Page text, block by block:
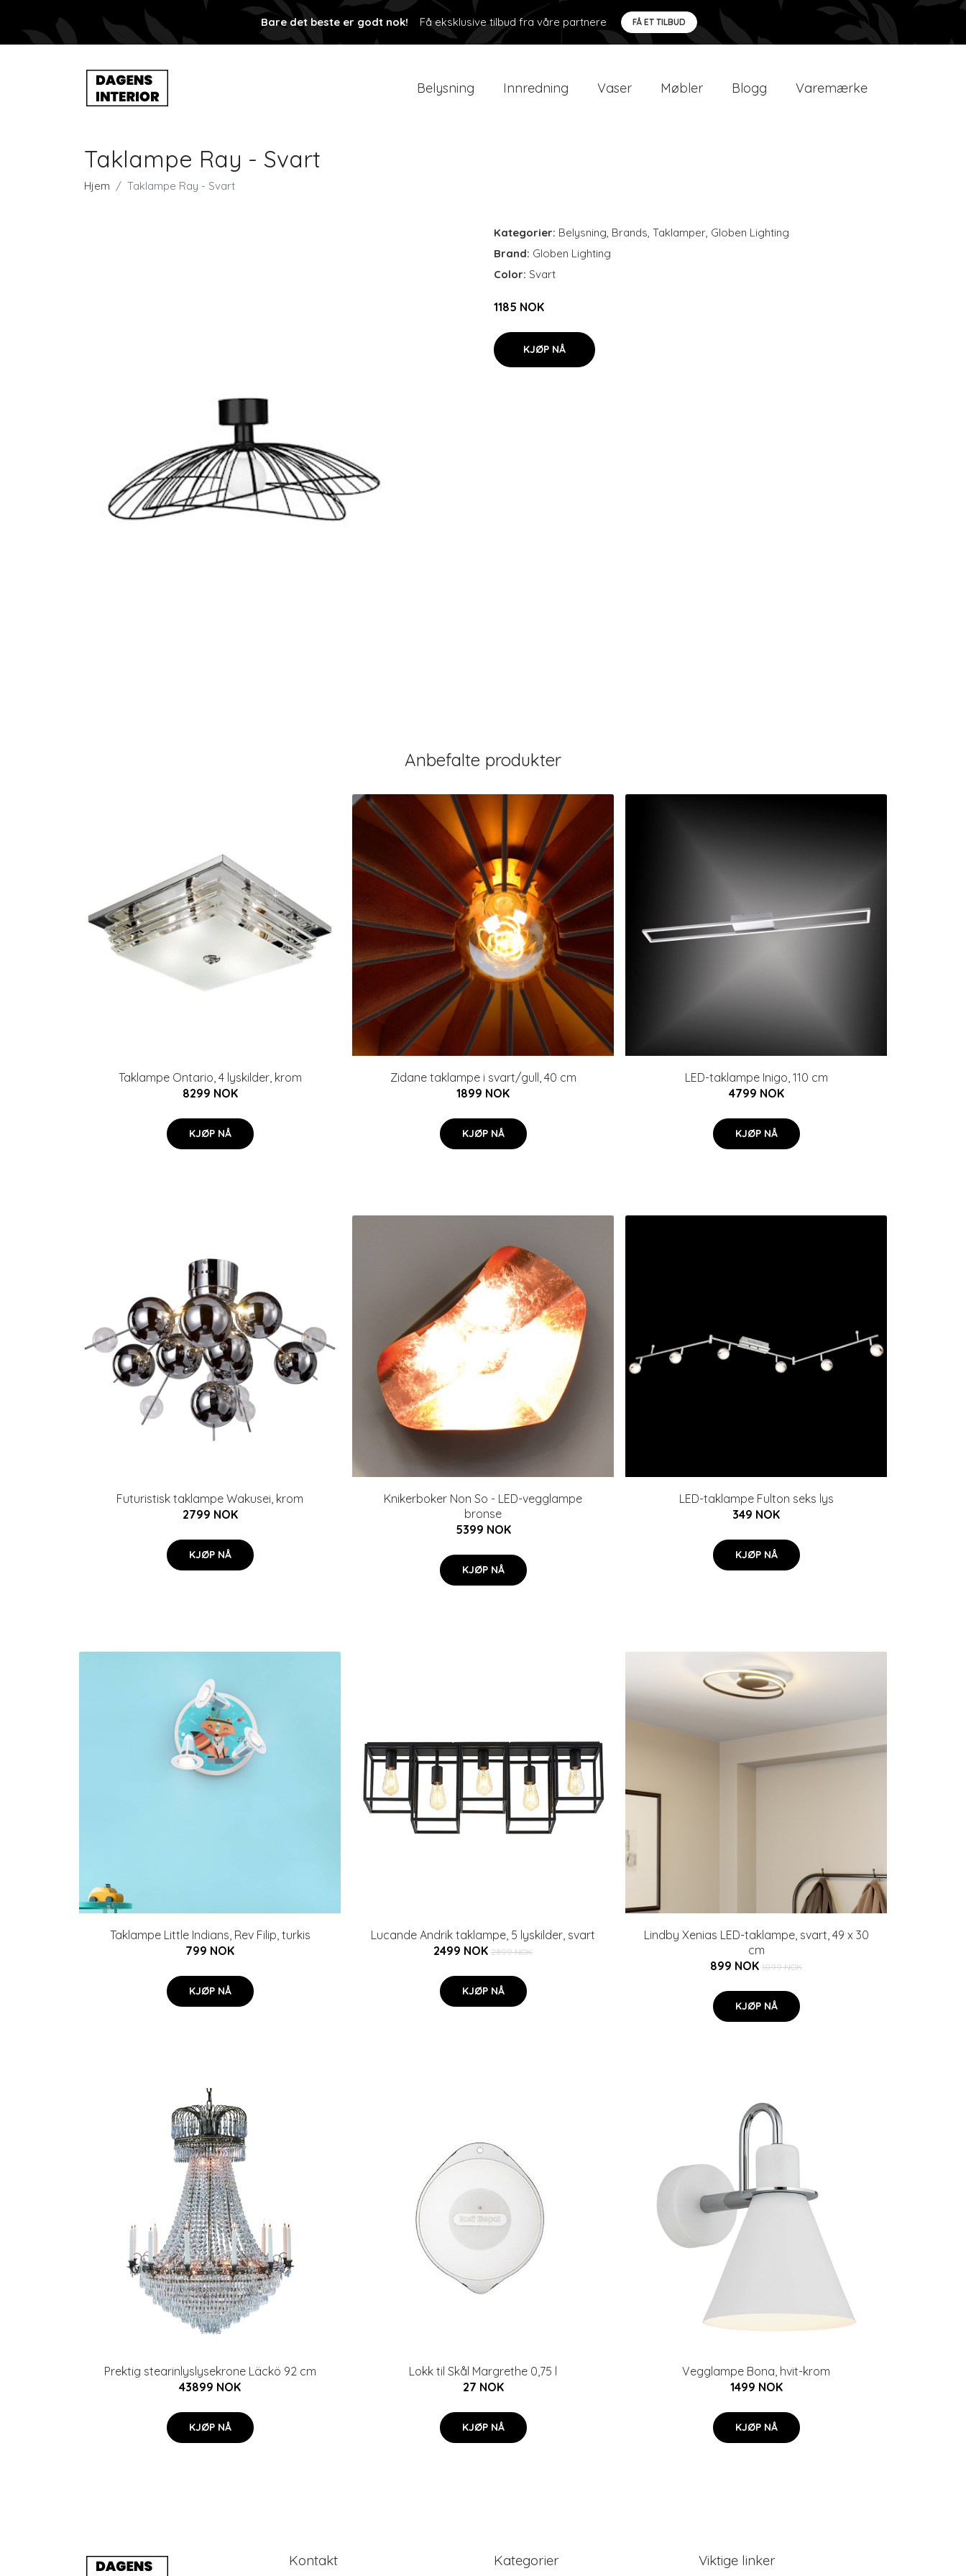
Bare det beste er godt nok! Få eksklusive tilbud fra våre partnere FÅ ET TILBUD
Belysning Innredning Vaser Møbler Blogg Varemærke
Taklampe Ray - Svart
Hjem Taklampe Ray - Svart
Kategorier: Belysning, Brands, Taklamper, Globen Lighting
Brand: Globen Lighting
Color: Svart
1185 NOK
KJØP NÅ
Anbefalte produkter
Taklampe Ontario, 4 lyskilder, krom
8299 NOK
KJØP NÅ
Zidane taklampe i svart/gull, 40 cm
1899 NOK
KJØP NÅ
LED-taklampe Inigo, 110 cm
4799 NOK
KJØP NÅ
Futuristisk taklampe Wakusei, krom
2799 NOK
KJØP NÅ
Knikerboker Non So - LED-vegglampe
bronse
5399 NOK
KJØP NÅ
LED-taklampe Fulton seks lys
349 NOK
KJØP NÅ
Taklampe Little Indians, Rev Filip, turkis
799 NOK
KJØP NÅ
Lucande Andrik taklampe, 5 lyskilder, svart
2499 NOK 2899 NOK
KJØP NÅ
Lindby Xenias LED-taklampe, svart, 49 x 30
cm
899 NOK 1099 NOK
KJØP NÅ
Prektig stearinlyslysekrone Läckö 92 cm
43899 NOK
KJØP NÅ
Lokk til Skål Margrethe 0,75 l
27 NOK
KJØP NÅ
Vegglampe Bona, hvit-krom
1499 NOK
KJØP NÅ
Kontakt Kategorier Viktige linker